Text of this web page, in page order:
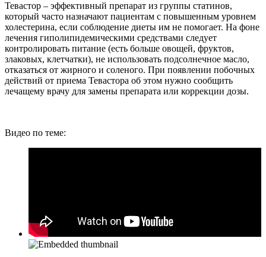
Тевастор – эффективный препарат из группы статинов,
который часто назначают пациентам с повышенным уровнем
холестерина, если соблюдение диеты им не помогает. На фоне
лечения гиполипидемическими средствами следует
контролировать питание (есть больше овощей, фруктов,
злаковых, клетчатки), не использовать подсолнечное масло,
отказаться от жирного и соленого. При появлении побочных
действий от приема Тевастора об этом нужно сообщить
лечащему врачу для замены препарата или коррекции дозы.
Видео по теме: